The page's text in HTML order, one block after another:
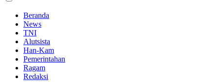
Beranda
News
TNI
Alutsista
Han-Kam
Pemerintahan
Ragam
Redaksi